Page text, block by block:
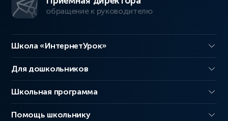
обращение к руководителю
Школа «ИнтернетУрок»
Для дошкольников
Школьная программа
Помощь школьнику